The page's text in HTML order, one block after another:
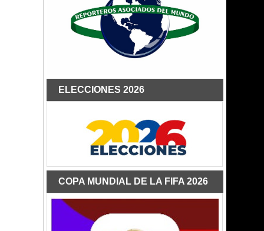
ELECCIONES 2026
COPA MUNDIAL DE LA FIFA 2026